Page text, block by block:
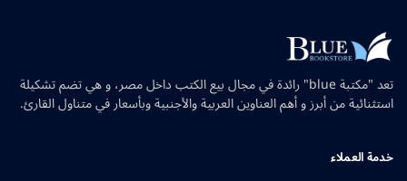
تعد "مكتبة blue" رائدة في مجال بيع الكتب داخل مصر، و هي تضم تشكيلة
استثنائية من أبرز و أهم العناوين العربية والأجنبية وبأسعار في متناول القارئ.
خدمة العملاء